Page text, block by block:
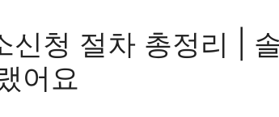
신청 절차 총정리 |
어요